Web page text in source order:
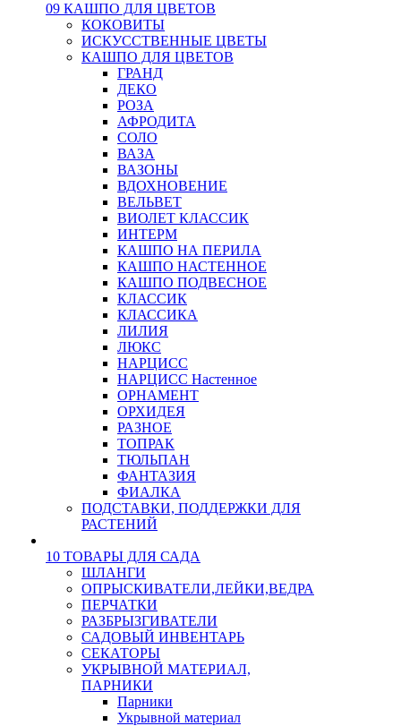
09 КАШПО ДЛЯ ЦВЕТОВ
КОКОВИТЫ
ИСКУССТВЕННЫЕ ЦВЕТЫ
КАШПО ДЛЯ ЦВЕТОВ
ГРАНД
ДЕКО
РОЗА
АФРОДИТА
СОЛО
ВАЗА
ВАЗОНЫ
ВДОХНОВЕНИЕ
ВЕЛЬВЕТ
ВИОЛЕТ КЛАССИК
ИНТЕРМ
КАШПО НА ПЕРИЛА
КАШПО НАСТЕННОЕ
КАШПО ПОДВЕСНОЕ
КЛАССИК
КЛАССИКА
ЛИЛИЯ
ЛЮКС
НАРЦИСС
НАРЦИСС Настенное
ОРНАМЕНТ
ОРХИДЕЯ
РАЗНОЕ
ТОПРАК
ТЮЛЬПАН
ФАНТАЗИЯ
ФИАЛКА
ПОДСТАВКИ, ПОДДЕРЖКИ ДЛЯ
РАСТЕНИЙ
10 ТОВАРЫ ДЛЯ САДА
ШЛАНГИ
ОПРЫСКИВАТЕЛИ,ЛЕЙКИ,ВЕДРА
ПЕРЧАТКИ
РАЗБРЫЗГИВАТЕЛИ
САДОВЫЙ ИНВЕНТАРЬ
СЕКАТОРЫ
УКРЫВНОЙ МАТЕРИАЛ,
ПАРНИКИ
Парники
Укрывной материал